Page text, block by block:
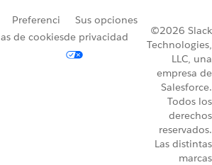
Preferenci
as de cookies
Sus opciones
de privacidad
©2026 Slack
Technologies,
LLC, una
empresa de
Salesforce.
Todos los
derechos
reservados.
Las distintas
marcas